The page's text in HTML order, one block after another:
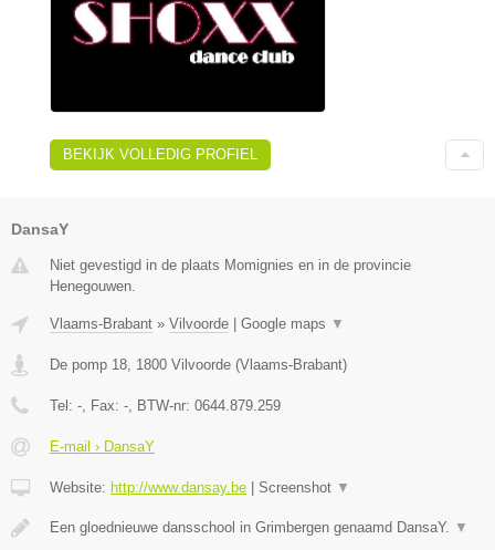
BEKIJK VOLLEDIG PROFIEL
DansaY
Niet gevestigd in de plaats Momignies en in de provincie
Henegouwen.
Vlaams-Brabant » Vilvoorde | Google maps ▼
De pomp 18 1800 Vilvoorde (Vlaams-Brabant)
Tel: - , Fax: - , BTW-nr: 0644.879.259
E-mail › DansaY
Website: http://www.dansay.be | Screenshot ▼
Een gloednieuwe dansschool in Grimbergen genaamd DansaY. ▼